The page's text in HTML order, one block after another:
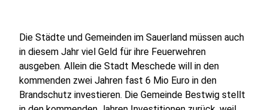
Die Städte und Gemeinden im Sauerland müssen auch
in diesem Jahr viel Geld für ihre Feuerwehren
ausgeben. Allein die Stadt Meschede will in den
kommenden zwei Jahren fast 6 Mio Euro in den
Brandschutz investieren. Die Gemeinde Bestwig stellt